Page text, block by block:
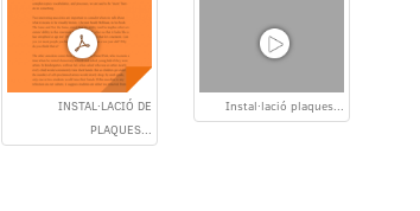
INSTAL·LACIÓ DE
PLAQUES...
Instal·lació plaques...